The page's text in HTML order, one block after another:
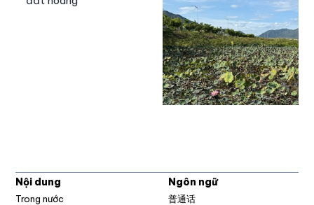
Nội dung
Trong nước
Ngôn ngữ
普通话